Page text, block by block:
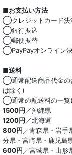
■お支払い方法
◯クレジットカード決
◯銀行振込
◯郵便振替
◯PayPayオンライン
■送料
◯通常配送商品代金の
は除く)
◯通常の配送料の一覧
1500円 ／沖縄県
1200円 ／北海道
800円 ／青森県・岩手
分県・宮崎県・鹿児島
600円 ／宮城県・山形